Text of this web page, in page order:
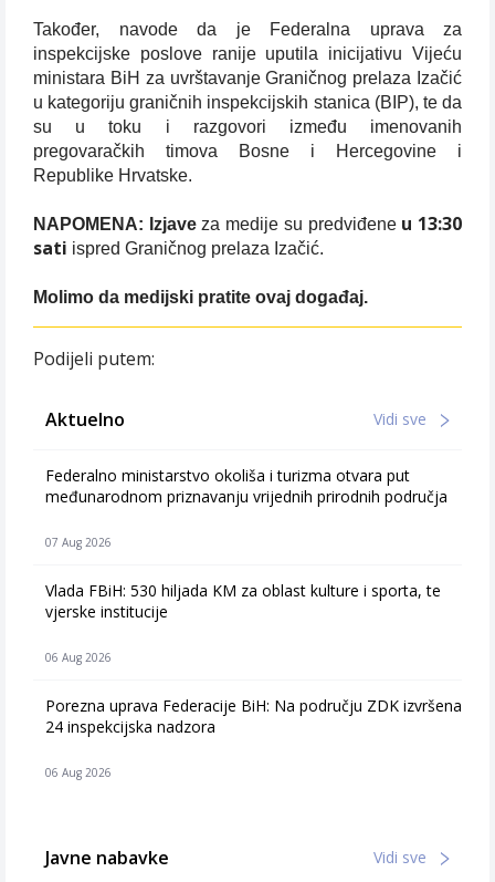
Također, navode da je Federalna uprava za
inspekcijske poslove ranije uputila inicijativu Vijeću
ministara BiH za uvrštavanje Graničnog prelaza Izačić
u kategoriju graničnih inspekcijskih stanica (BIP), te da
su u toku i razgovori između imenovanih
pregovaračkih timova Bosne i Hercegovine i
Republike Hrvatske.
NAPOMENA: Izjaveza medije su predviđene u 13:30
sati ispred Graničnog prelaza Izačić.
Molimo da medijski pratite ovaj događaj.
Podijeli putem:
Aktuelno Vidi sve
Federalno ministarstvo okoliša i turizma otvara put
međunarodnom priznavanju vrijednih prirodnih područja
07 Aug 2026
Vlada FBiH: 530 hiljada KM za oblast kulture i sporta, te
vjerske institucije
06 Aug 2026
Porezna uprava Federacije BiH: Na području ZDK izvršena
24 inspekcijska nadzora
06 Aug 2026
Javne nabavke Vidi sve